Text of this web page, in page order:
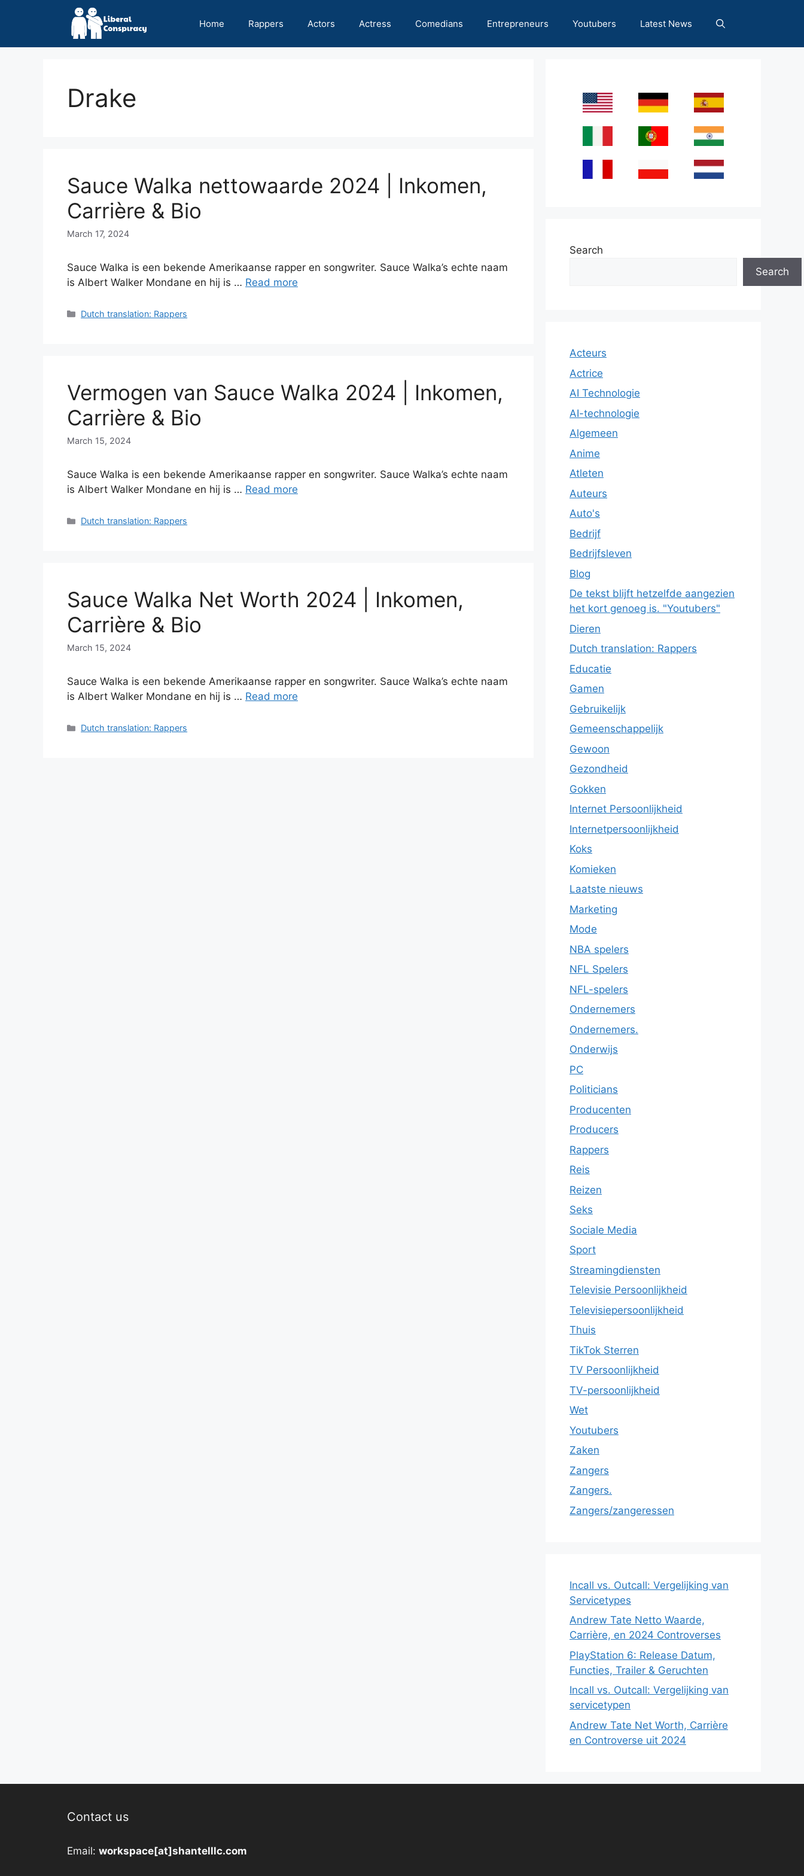
Home Rappers Actors Actress Comedians Entrepreneurs Youtubers Latest News
Drake
Sauce Walka nettowaarde 2024 | Inkomen,
Carrière & Bio
March 17, 2024
Sauce Walka is een bekende Amerikaanse rapper en songwriter. Sauce Walka’s echte naam
is Albert Walker Mondane en hij is … Read more
Categories
Dutch translation: Rappers
Vermogen van Sauce Walka 2024 | Inkomen,
Carrière & Bio
March 15, 2024
Sauce Walka is een bekende Amerikaanse rapper en songwriter. Sauce Walka’s echte naam
is Albert Walker Mondane en hij is … Read more
Categories
Dutch translation: Rappers
Sauce Walka Net Worth 2024 | Inkomen,
Carrière & Bio
March 15, 2024
Sauce Walka is een bekende Amerikaanse rapper en songwriter. Sauce Walka’s echte naam
is Albert Walker Mondane en hij is … Read more
Categories
Dutch translation: Rappers
Search
Search
Acteurs
Actrice
AI Technologie
AI-technologie
Algemeen
Anime
Atleten
Auteurs
Auto's
Bedrijf
Bedrijfsleven
Blog
De tekst blijft hetzelfde aangezien
het kort genoeg is. "Youtubers"
Dieren
Dutch translation: Rappers
Educatie
Gamen
Gebruikelijk
Gemeenschappelijk
Gewoon
Gezondheid
Gokken
Internet Persoonlijkheid
Internetpersoonlijkheid
Koks
Komieken
Laatste nieuws
Marketing
Mode
NBA spelers
NFL Spelers
NFL-spelers
Ondernemers
Ondernemers.
Onderwijs
PC
Politicians
Producenten
Producers
Rappers
Reis
Reizen
Seks
Sociale Media
Sport
Streamingdiensten
Televisie Persoonlijkheid
Televisiepersoonlijkheid
Thuis
TikTok Sterren
TV Persoonlijkheid
TV-persoonlijkheid
Wet
Youtubers
Zaken
Zangers
Zangers.
Zangers/zangeressen
Incall vs. Outcall: Vergelijking van
Servicetypes
Andrew Tate Netto Waarde,
Carrière, en 2024 Controverses
PlayStation 6: Release Datum,
Functies, Trailer & Geruchten
Incall vs. Outcall: Vergelijking van
servicetypen
Andrew Tate Net Worth, Carrière
en Controverse uit 2024
Contact us
Email: workspace[at]shantelllc.com